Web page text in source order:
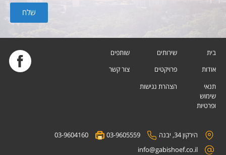
שלח
בית
אודות
תנאי
שימוש
ופרטיות
שירותים
פרויקטים
הצהרת נגישות
שותפים
צור קשר
הירקון 34, יבנה 03-9605559
03-9604160
info@gabishoef.co.il